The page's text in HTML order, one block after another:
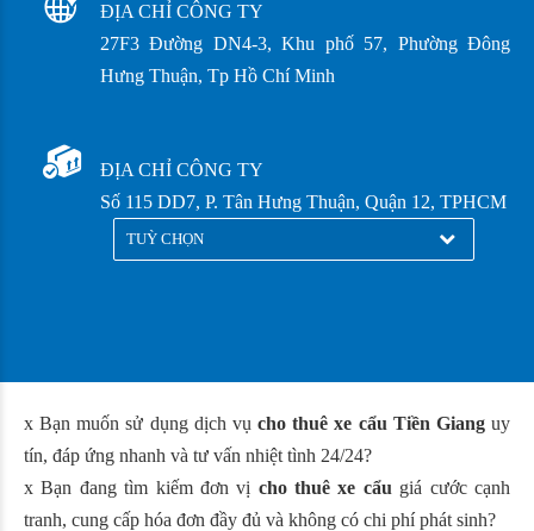
ĐỊA CHỈ CÔNG TY
27F3 Đường DN4-3, Khu phố 57, Phường Đông
Hưng Thuận, Tp Hồ Chí Minh
ĐỊA CHỈ CÔNG TY
Số 115 DD7, P. Tân Hưng Thuận, Quận 12, TPHCM
TUỲ CHỌN
x Bạn muốn sử dụng dịch vụcho thuê xe cẩu Tiền Gianguy
tín, đáp ứng nhanh và tư vấn nhiệt tình 24/24?
x Bạn đang tìm kiếm đơn vị cho thuê xe cẩu giá cước cạnh
tranh, cung cấp hóa đơn đầy đủ và không có chi phí phát sinh?